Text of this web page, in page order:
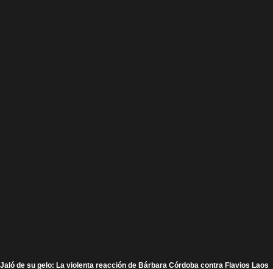
Jaló de su pelo: La violenta reacción de Bárbara Córdoba contra Flavios Laos